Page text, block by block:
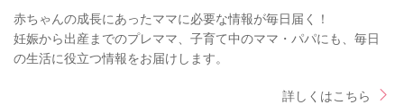
赤ちゃんの成長にあったママに必要な情報が毎日届く！
妊娠から出産までのプレママ、子育て中のママ・パパにも、毎日
の生活に役立つ情報をお届けします。
詳しくはこちら